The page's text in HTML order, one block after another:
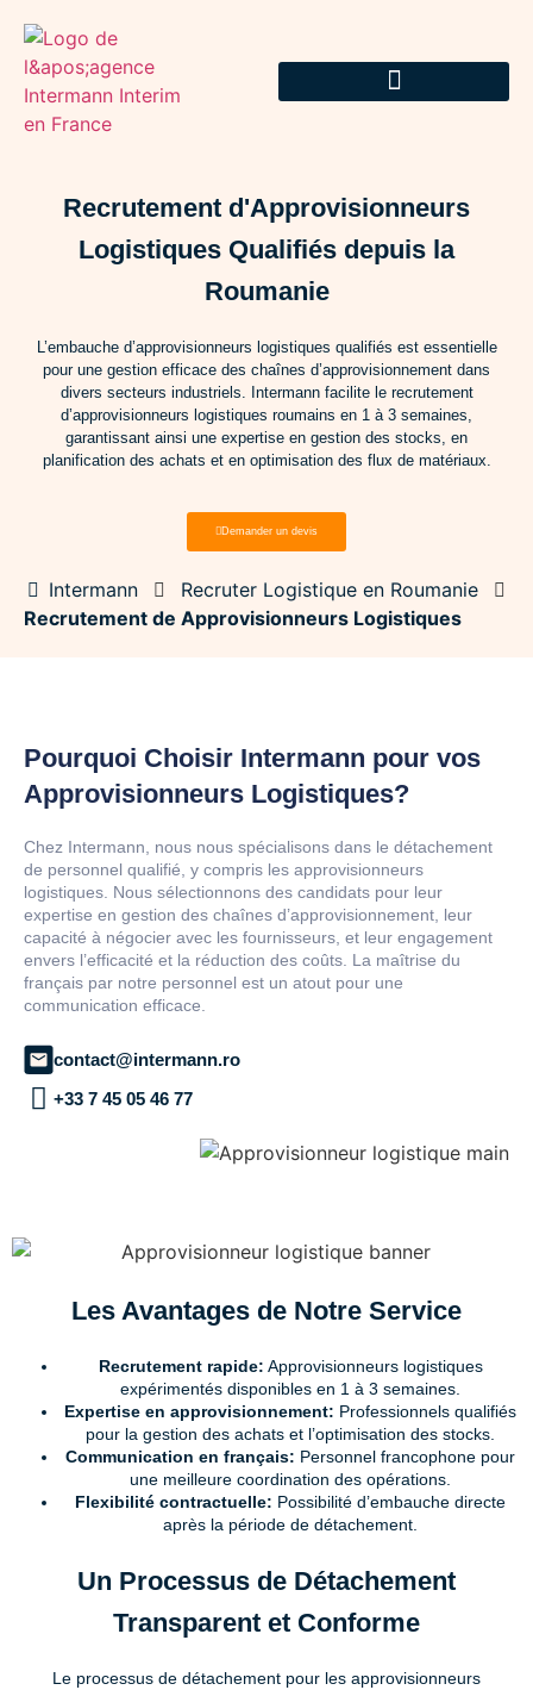
Recrutement d'Approvisionneurs
Logistiques Qualifiés depuis la
Roumanie
L’embauche d’approvisionneurs logistiques qualifiés est essentielle
pour une gestion efficace des chaînes d’approvisionnement dans
divers secteurs industriels. Intermann facilite le recrutement
d’approvisionneurs logistiques roumains en 1 à 3 semaines,
garantissant ainsi une expertise en gestion des stocks, en
planification des achats et en optimisation des flux de matériaux.
Demander un devis
Intermann
Recruter Logistique en Roumanie
Recrutement de Approvisionneurs Logistiques
Pourquoi Choisir Intermann pour vos
Approvisionneurs Logistiques?
Chez Intermann, nous nous spécialisons dans le détachement
de personnel qualifié, y compris les approvisionneurs
logistiques. Nous sélectionnons des candidats pour leur
expertise en gestion des chaînes d’approvisionnement, leur
capacité à négocier avec les fournisseurs, et leur engagement
envers l’efficacité et la réduction des coûts. La maîtrise du
français par notre personnel est un atout pour une
communication efficace.
contact@intermann.ro
+33 7 45 05 46 77
Les Avantages de Notre Service
Recrutement rapide: Approvisionneurs logistiques
expérimentés disponibles en 1 à 3 semaines.
Expertise en approvisionnement: Professionnels qualifiés
pour la gestion des achats et l’optimisation des stocks.
Communication en français: Personnel francophone pour
une meilleure coordination des opérations.
Flexibilité contractuelle: Possibilité d’embauche directe
après la période de détachement.
Un Processus de Détachement
Transparent et Conforme
Le processus de détachement pour les approvisionneurs